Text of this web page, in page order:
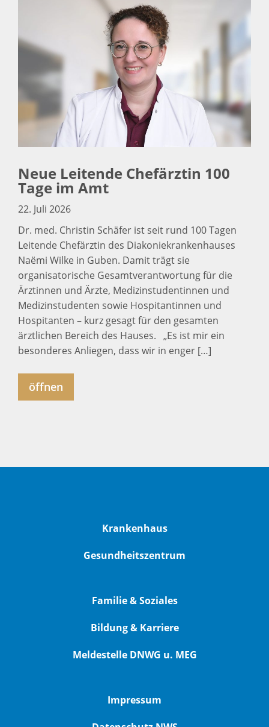
Neue Leitende Chefärztin 100
Tage im Amt
22. Juli 2026
Dr. med. Christin Schäfer ist seit rund 100 Tagen
Leitende Chefärztin des Diakoniekrankenhauses
Naëmi Wilke in Guben. Damit trägt sie
organisatorische Gesamtverantwortung für die
Ärztinnen und Ärzte, Medizinstudentinnen und
Medizinstudenten sowie Hospitantinnen und
Hospitanten – kurz gesagt für den gesamten
ärztlichen Bereich des Hauses. „Es ist mir ein
besonderes Anliegen, dass wir in enger […]
öffnen
Krankenhaus
Gesundheitszentrum
Familie & Soziales
Bildung & Karriere
Meldestelle DNWG u. MEG
Impressum